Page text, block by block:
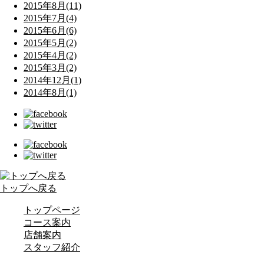
2015年8月(11)
2015年7月(4)
2015年6月(6)
2015年5月(2)
2015年4月(2)
2015年3月(2)
2014年12月(1)
2014年8月(1)
トップへ戻る
トップページ
コース案内
店舗案内
スタッフ紹介